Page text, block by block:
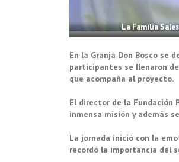
La Familia
En la Granja Don Bosco se
participantes se llenaron de
que acompaña al proyecto.
El director de la Fundación
inmensa misión y además
La jornada inició con la
recordó la importancia del